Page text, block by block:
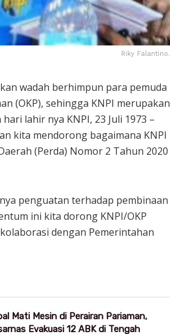
Riky Falantino.
wadah berhimpun para pemuda
(OKP), sehingga KNPI merupakan
lahir nya KNPI, 23 Juli 1973 –
kita mendorong bagaimana KNPI
(Perda) Nomor 2 Tahun 2020
penguatan terhadap pembinaan
ini kita dorong KNPI/OKP
dengan Pemerintahan
Mati Mesin di Perairan Pariaman,
Evakuasi 12 ABK di Tengah